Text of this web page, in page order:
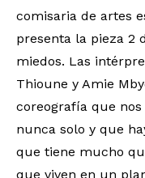
comisaria de artes
presenta la pieza 2
miedos. Las
Thioune y Amie
coreografía que
nunca solo y que
que tiene mucho
que viven en un